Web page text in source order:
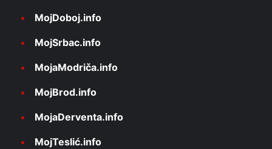
MojDoboj.info
MojSrbac.info
MojaModriča.info
MojBrod.info
MojaDerventa.info
MojTeslić.info